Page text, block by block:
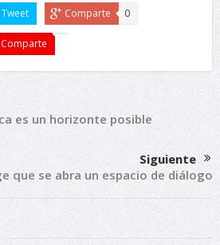
Tweet Comparte 0
Comparte
es un horizonte posible
Siguiente
que se abra un espacio de diálogo